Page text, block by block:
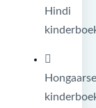
Hindi